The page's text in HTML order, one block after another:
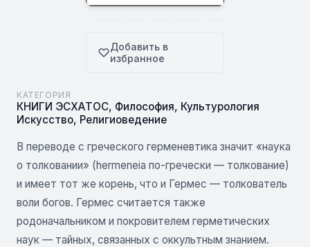
Добавить в
избранное
КАТЕГОРИЯ
КНИГИ ЭСХАТОС, Философия, Культурология
Искусство, Религиоведение
В переводе с греческого герменевтика значит «наука
о толковании» (hermeneia по-гречески — толкование)
и имеет тот же корень, что и Гермес — толкователь
воли богов. Гермес считается также
родоначальником и покровителем герметических
наук — тайных, связанных с оккультным знанием.